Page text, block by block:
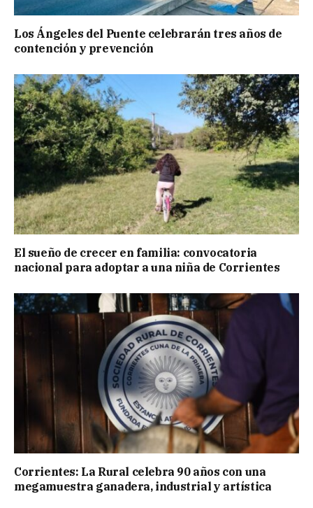
Los Ángeles del Puente celebrarán tres años de
contención y prevención
El sueño de crecer en familia: convocatoria
nacional para adoptar a una niña de Corrientes
Corrientes: La Rural celebra 90 años con una
megamuestra ganadera, industrial y artística